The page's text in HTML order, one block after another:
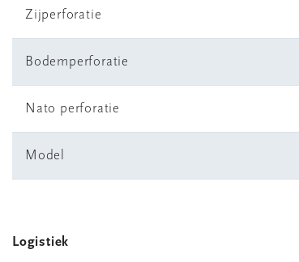
Zijperforatie
Bodemperforatie
Nato perforatie
Model
Logistiek